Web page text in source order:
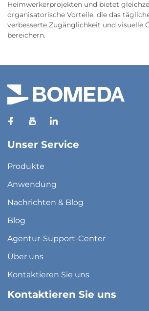
Heimwerkerprojekten und bietet
organisatorische Vorteile, die das
verbesserte Zugänglichkeit und visuelle
bereichern.
Unser Service
Produkte
Anwendung
Nachrichten & Blog
Blog
Agentur-Support-Center
Über uns
Kontaktieren Sie uns
Kontaktieren Sie uns